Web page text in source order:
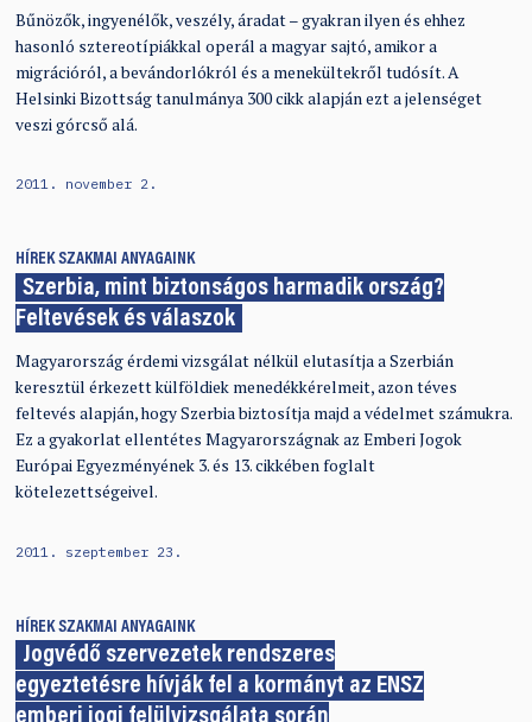
Bűnözők, ingyenélők, veszély, áradat – gyakran ilyen és ehhez
hasonló sztereotípiákkal operál a magyar sajtó, amikor a
migrációról, a bevándorlókról és a menekültekről tudósít. A
Helsinki Bizottság tanulmánya 300 cikk alapján ezt a jelenséget
veszi górcső alá.
2011. november 2.
HÍREK SZAKMAI ANYAGAINK
Szerbia, mint biztonságos harmadik ország?
Feltevések és válaszok
Magyarország érdemi vizsgálat nélkül elutasítja a Szerbián
keresztül érkezett külföldiek menedékkérelmeit, azon téves
feltevés alapján, hogy Szerbia biztosítja majd a védelmet számukra.
Ez a gyakorlat ellentétes Magyarországnak az Emberi Jogok
Európai Egyezményének 3. és 13. cikkében foglalt
kötelezettségeivel.
2011. szeptember 23.
HÍREK SZAKMAI ANYAGAINK
Jogvédő szervezetek rendszeres
egyeztetésre hívják fel a kormányt az ENSZ